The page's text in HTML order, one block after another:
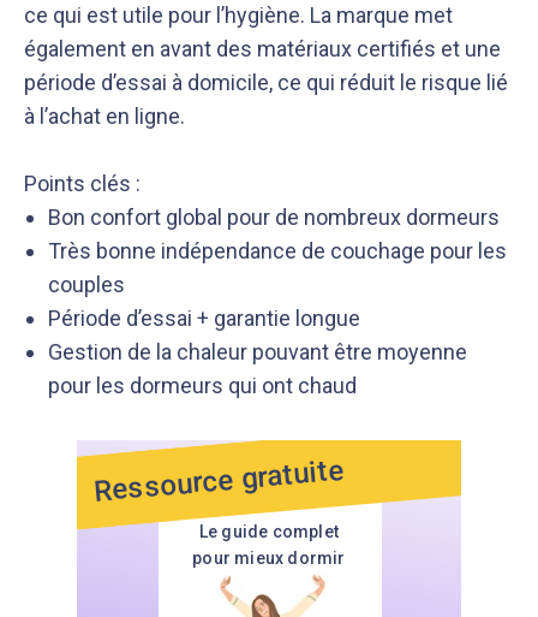
ce qui est utile pour l’hygiène. La marque met
également en avant des matériaux certifiés et une
période d’essai à domicile, ce qui réduit le risque lié
à l’achat en ligne.
Points clés :
Bon confort global pour de nombreux dormeurs
Très bonne indépendance de couchage pour les
couples
Période d’essai + garantie longue
Gestion de la chaleur pouvant être moyenne
pour les dormeurs qui ont chaud
Le guide complet
pour mieux dormir
Ressource gratuite